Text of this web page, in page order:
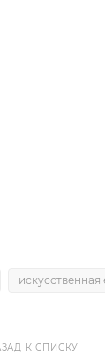
искусственная
К СПИСКУ